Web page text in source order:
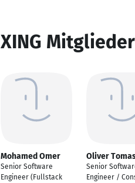
XING
Mohamed Omer
Senior Software
Engineer (Fullstack
Oliver
Senior
Engineer /